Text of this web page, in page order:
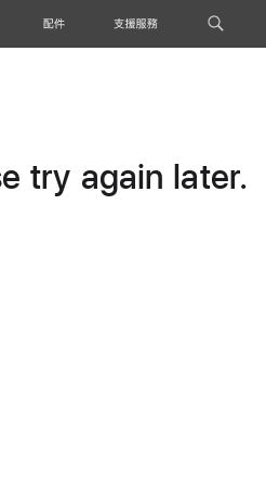
配件 支援服務
try again later.